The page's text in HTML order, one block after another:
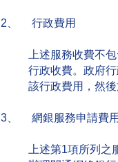
2、 行政費用
上述服務收費不
行政收費。政府
該行政費用，然
3、 網銀服務申請費
上述第1項所列